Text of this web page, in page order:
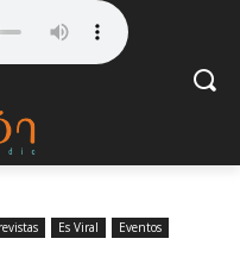
Es Viral
Eventos